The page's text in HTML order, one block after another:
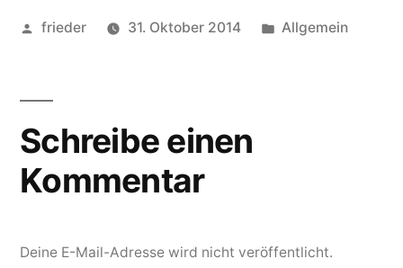
Veröffentlicht
frieder 31. Oktober 2014
Veröffentlicht
Allgemein
Schreibe einen
Kommentar
Deine E-Mail-Adresse wird nicht veröffentlicht.